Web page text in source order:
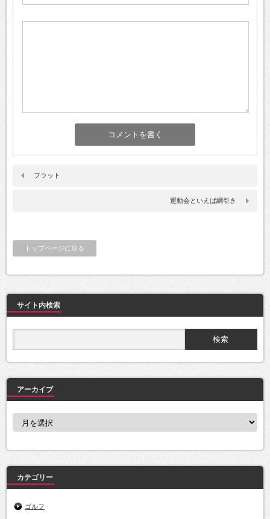
フラット
運動会といえば綱引き
トップページに戻る
サイト内検索
アーカイブ
ブ
カテゴリー
ゴルフ